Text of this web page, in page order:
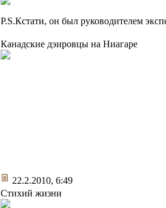
P.S.Кстати, он был руководителем
Канадские дэировцы на Ниагаре
22.2.2010, 6:49
Стихий жизни